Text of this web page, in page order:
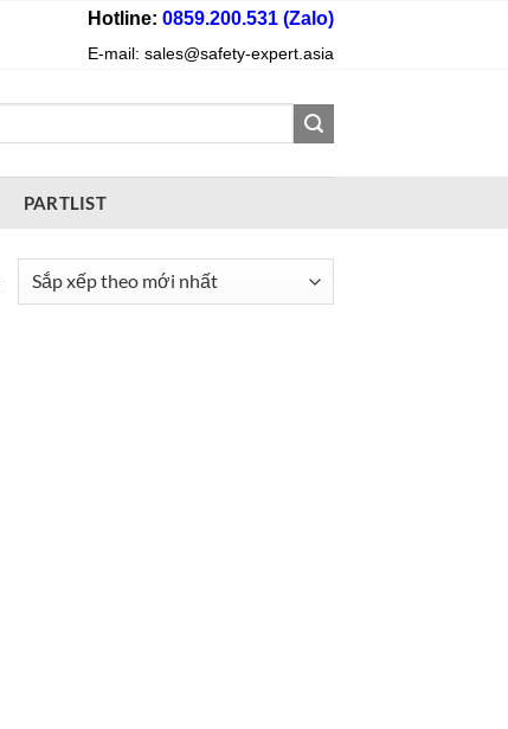
Hotline: 0859.200.531 (Zalo)
E-mail: sales@safety-expert.asia
PARTLIST